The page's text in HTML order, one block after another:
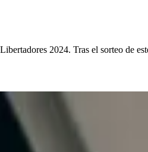
2024. Tras el sorteo de